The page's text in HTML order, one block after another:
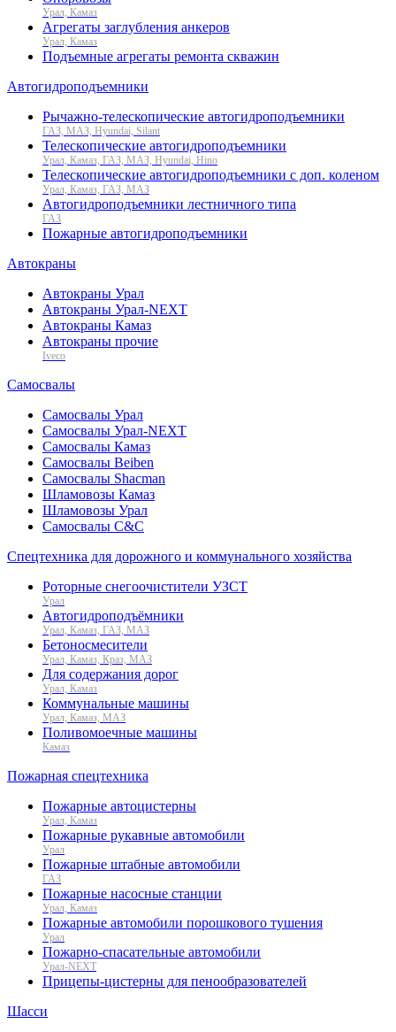
Урал, Камаз
Агрегаты заглубления анкеров
Урал, Камаз
Подъемные агрегаты ремонта скважин
Автогидроподъемники
Рычажно-телескопические автогидроподъемники
ГАЗ, МАЗ, Hyundai, Silant
Телескопические автогидроподъемники
Урал, Камаз, ГАЗ, МАЗ, Hyundai, Hino
Телескопические автогидроподъемники с доп. коленом
Урал, Камаз, ГАЗ, МАЗ
Автогидроподъемники лестничного типа
ГАЗ
Пожарные автогидроподъемники
Автокраны
Автокраны Урал
Автокраны Урал-NEXT
Автокраны Камаз
Автокраны прочие
Iveco
Самосвалы
Самосвалы Урал
Самосвалы Урал-NEXT
Самосвалы Камаз
Самосвалы Beiben
Самосвалы Shacman
Шламовозы Камаз
Шламовозы Урал
Самосвалы C&C
Спецтехника для дорожного и коммунального хозяйства
Роторные снегоочистители УЗСТ
Урал
Автогидроподъёмники
Урал, Камаз, ГАЗ, МАЗ
Бетоносмесители
Урал, Камаз, Краз, МАЗ
Для содержания дорог
Урал, Камаз
Коммунальные машины
Урал, Камаз, МАЗ
Поливомоечные машины
Камаз
Пожарная спецтехника
Пожарные автоцистерны
Урал, Камаз
Пожарные рукавные автомобили
Урал
Пожарные штабные автомобили
ГАЗ
Пожарные насосные станции
Урал, Камаз
Пожарные автомобили порошкового тушения
Урал
Пожарно-спасательные автомобили
Урал-NEXT
Прицепы-цистерны для пенообразователей
Шасси